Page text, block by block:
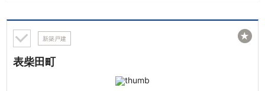
新築戸建
表柴田町
★